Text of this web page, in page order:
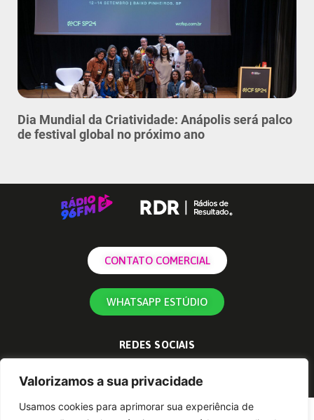
Valorizamos a sua privacidade
Usamos cookies para aprimorar sua experiência de
Comercial
Contato
Dia Mundial da Criatividade: Anápolis será palco
de festival global no próximo ano
CONTATO COMERCIAL
WHATSAPP ESTÚDIO
REDES SOCIAIS